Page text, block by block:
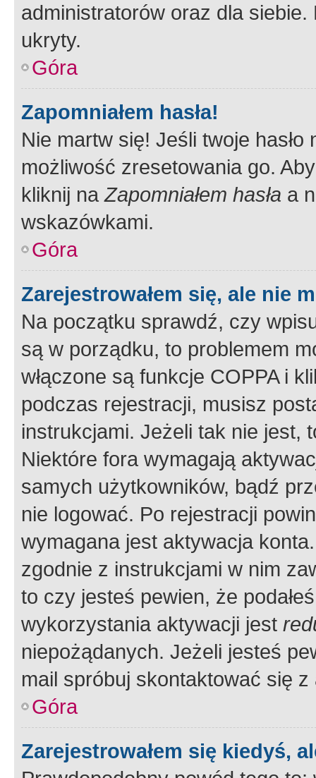
administratorów oraz dla
ukryty.
Góra
Zapomniałem hasła!
Nie martw się! Jeśli twoje
możliwość zresetowania go.
kliknij naZapomniałem hasła a
wskazówkami.
Góra
Zarejestrowałem się, ale nie
Na początku sprawdź, czy
są w porządku, to problemem
włączone są funkcje COPPA i
podczas rejestracji, musisz
instrukcjami. Jeżeli tak nie jest,
Niektóre fora wymagają
samych użytkowników, bądź
nie logować. Po rejestracji
wymagana jest aktywacja
zgodnie z instrukcjami w nim
to czy jesteś pewien, że
wykorzystania aktywacji jest
niepożądanych. Jeżeli jesteś
mail spróbuj skontaktować się
Góra
Zarejestrowałem się kiedyś,